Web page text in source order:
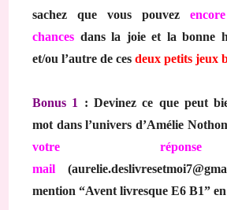
sachez que vous pouvez
chances dans la joie et la bonne
et/ou l’autre de cesdeux petits jeux
Bonus 1
: Devinez ce que peut
mot dans l’univers d’Amélie
votre
mail
mention “Avent livresque E6 B1”